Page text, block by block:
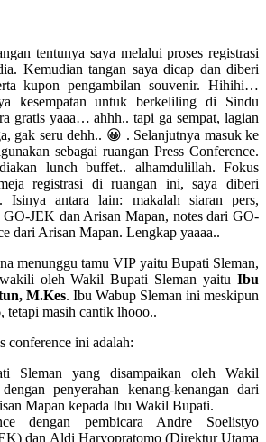
tentunya saya melalui proses registrasi
Kemudian tangan saya dicap dan diberi
kupon pengambilan souvenir. Hihihi…
kesempatan untuk berkeliling di Sindu
gratis yaaa… ahhh.. tapi ga sempat, lagian
gak seru dehh.. 😀 . Selanjutnya masuk ke
sebagai ruangan Press Conference.
lunch buffet.. alhamdulillah. Fokus
registrasi di ruangan ini, saya diberi
Isinya antara lain: makalah siaran pers,
JEK dan Arisan Mapan, notes dari GO-
dari Arisan Mapan. Lengkap yaaaa..
menunggu tamu VIP yaitu Bupati Sleman,
oleh Wakil Bupati Sleman yaitu Ibu
M.Kes. Ibu Wabup Sleman ini meskipun
tetapi masih cantik lhooo..
conference ini adalah:
Sleman yang disampaikan oleh Wakil
penyerahan kenang-kenangan dari
Mapan kepada Ibu Wakil Bupati.
dengan pembicara Andre Soelistyo
dan Aldi Haryopratomo (Direktur Utama